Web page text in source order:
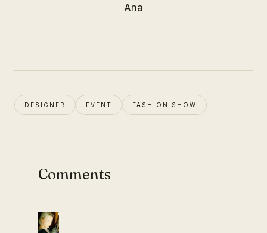
Ana
DESIGNER EVENT FASHION SHOW
Comments